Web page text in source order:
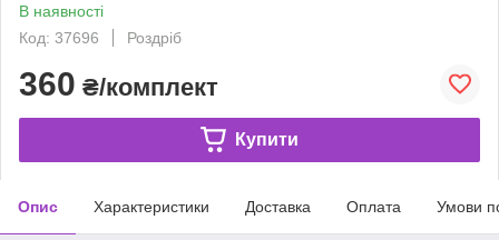
В наявності
Код: 37696
Роздріб
360 ₴/комплект
Купити
Опис Характеристики Доставка Оплата Умови